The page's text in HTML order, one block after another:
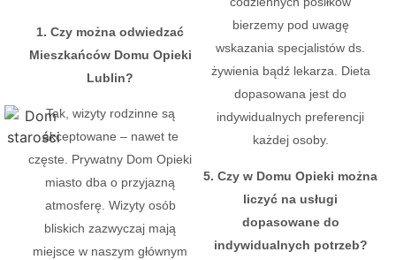
1. Czy można odwiedzać
Mieszkańców Domu Opieki
Lublin?
Tak, wizyty rodzinne są
akceptowane – nawet te
częste. Prywatny Dom Opieki
miasto dba o przyjazną
atmosferę. Wizyty osób
bliskich zazwyczaj mają
miejsce w naszym głównym
bierzemy pod uwagę
wskazania specjalistów ds.
żywienia bądź lekarza. Dieta
dopasowana jest do
indywidualnych preferencji
każdej osoby.
5. Czy w Domu Opieki można
liczyć na usługi
dopasowane do
indywidualnych potrzeb?